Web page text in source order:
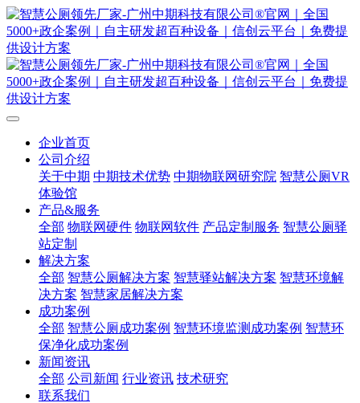
企业首页
公司介绍
关于中期 中期技术优势 中期物联网研究院 智慧公厕VR
体验馆
产品&服务
全部 物联网硬件 物联网软件 产品定制服务 智慧公厕驿
站定制
解决方案
全部 智慧公厕解决方案 智慧驿站解决方案 智慧环境解
决方案 智慧家居解决方案
成功案例
全部 智慧公厕成功案例 智慧环境监测成功案例 智慧环
保净化成功案例
新闻资讯
全部 公司新闻 行业资讯 技术研究
联系我们